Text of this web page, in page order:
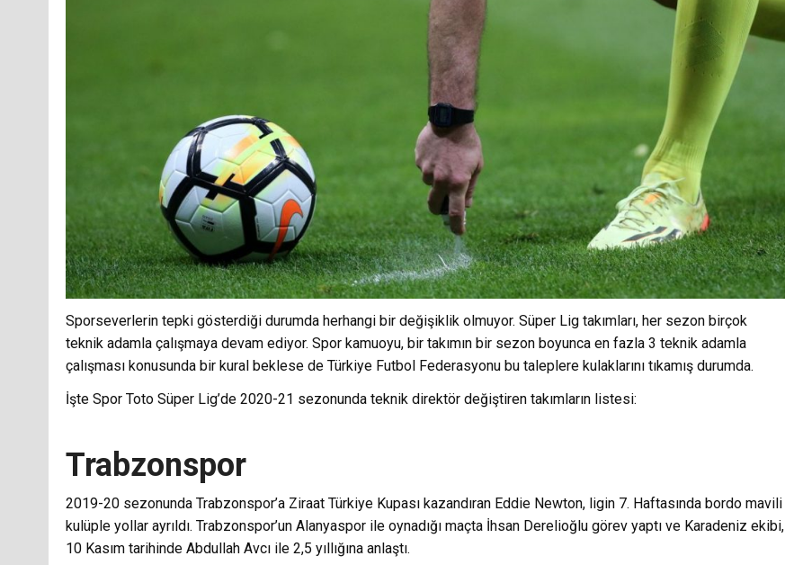
Sporseverlerin tepki gösterdiği durumda herhangi bir değişiklik olmuyor. Süper Lig takımları, her sezon birçok
teknik adamla çalışmaya devam ediyor. Spor kamuoyu, bir takımın bir sezon boyunca en fazla 3 teknik adamla
çalışması konusunda bir kural beklese de Türkiye Futbol Federasyonu bu taleplere kulaklarını tıkamış durumda.
İşte Spor Toto Süper Lig’de 2020-21 sezonunda teknik direktör değiştiren takımların listesi:
Trabzonspor
2019-20 sezonunda Trabzonspor’a Ziraat Türkiye Kupası kazandıran Eddie Newton, ligin 7. Haftasında bordo mavili
kulüple yollar ayrıldı. Trabzonspor’un Alanyaspor ile oynadığı maçta İhsan Derelioğlu görev yaptı ve Karadeniz ekibi,
10 Kasım tarihinde Abdullah Avcı ile 2,5 yıllığına anlaştı.